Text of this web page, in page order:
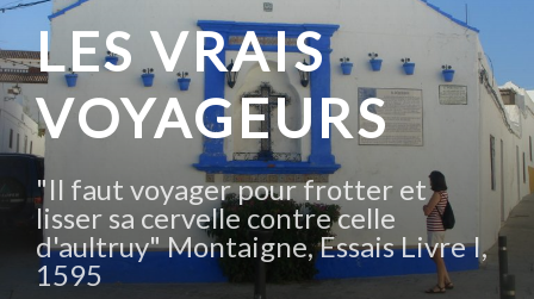
Aller
contenu
principal
LES VRAIS
VOYAGEURS
"Il faut voyager pour frotter et
lisser sa cervelle contre celle
d'aultruy" Montaigne, Essais Livre I,
1595